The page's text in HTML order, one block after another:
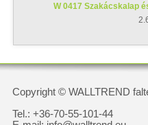
W 0417 Szakácskalap
Copyright © WALLTREND
Tel.: +36-70-55-101-44